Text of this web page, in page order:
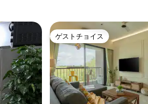
ゲストチョイス
ゲストチョイス